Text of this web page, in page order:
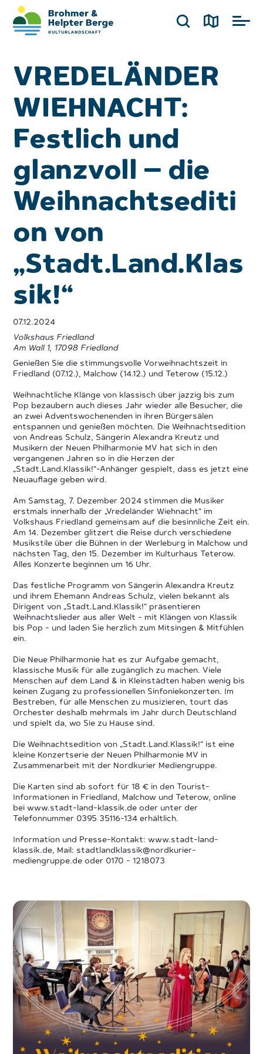
VREDELÄNDER
WIEHNACHT:
Festlich und
glanzvoll – die
Weihnachtsediti
on von
„Stadt.Land.Klas
sik!“
07.12.2024
Volkshaus Friedland
Am Wall 1, 17098 Friedland
Genießen Sie die stimmungsvolle Vorweihnachtszeit in
Friedland (07.12.), Malchow (14.12.) und Teterow (15.12.)
Weihnachtliche Klänge von klassisch über jazzig bis zum
Pop bezaubern auch dieses Jahr wieder alle Besucher, die
an zwei Adventswochenenden in ihren Bürgersälen
entspannen und genießen möchten. Die Weihnachtsedition
von Andreas Schulz, Sängerin Alexandra Kreutz und
Musikern der Neuen Philharmonie MV hat sich in den
vergangenen Jahren so in die Herzen der
„Stadt.Land.Klassik!“-Anhänger gespielt, dass es jetzt eine
Neuauflage geben wird.
Am Samstag, 7. Dezember 2024 stimmen die Musiker
erstmals innerhalb der „Vredeländer Wiehnacht“ im
Volkshaus Friedland gemeinsam auf die besinnliche Zeit ein.
Am 14. Dezember glitzert die Reise durch verschiedene
Musikstile über die Bühnen in der Werleburg in Malchow und
nächsten Tag, den 15. Dezember im Kulturhaus Teterow.
Alles Konzerte beginnen um 16 Uhr.
Das festliche Programm von Sängerin Alexandra Kreutz
und ihrem Ehemann Andreas Schulz, vielen bekannt als
Dirigent von „Stadt.Land.Klassik!“ präsentieren
Weihnachtslieder aus aller Welt - mit Klängen von Klassik
bis Pop - und laden Sie herzlich zum Mitsingen & Mitfühlen
ein.
Die Neue Philharmonie hat es zur Aufgabe gemacht,
klassische Musik für alle zugänglich zu machen. Viele
Menschen auf dem Land & in Kleinstädten haben wenig bis
keinen Zugang zu professionellen Sinfoniekonzerten. Im
Bestreben, für alle Menschen zu musizieren, tourt das
Orchester deshalb mehrmals im Jahr durch Deutschland
und spielt da, wo Sie zu Hause sind.
Die Weihnachtsedition von „Stadt.Land.Klassik!“ ist eine
kleine Konzertserie der Neuen Philharmonie MV in
Zusammenarbeit mit der Nordkurier Mediengruppe.
Die Karten sind ab sofort für 18 € in den Tourist-
Informationen in Friedland, Malchow und Teterow, online
bei www.stadt-land-klassik.de oder unter der
Telefonnummer 0395 35116-134 erhältlich.
Information und Presse-Kontakt: www.stadt-land-
klassik.de, Mail: stadtlandklassik@nordkurier-
mediengruppe.de oder 0170 - 1218073